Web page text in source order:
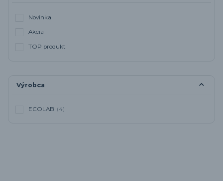
Novinka
Akcia
TOP produkt
Výrobca
ECOLAB (4)